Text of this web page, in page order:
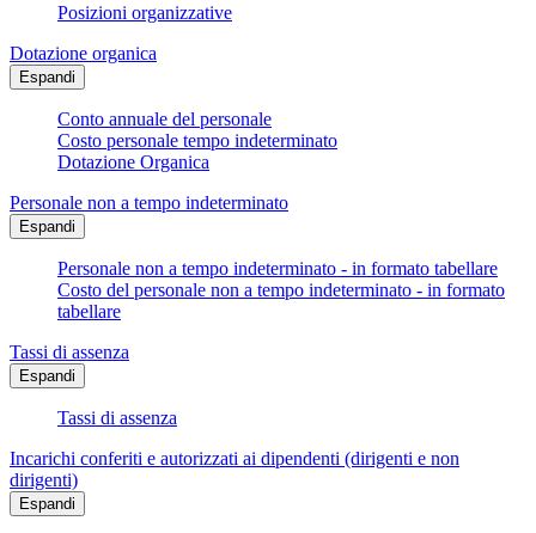
Posizioni organizzative
Dotazione organica
Espandi
Conto annuale del personale
Costo personale tempo indeterminato
Dotazione Organica
Personale non a tempo indeterminato
Espandi
Personale non a tempo indeterminato - in formato tabellare
Costo del personale non a tempo indeterminato - in formato
tabellare
Tassi di assenza
Espandi
Tassi di assenza
Incarichi conferiti e autorizzati ai dipendenti (dirigenti e non
dirigenti)
Espandi